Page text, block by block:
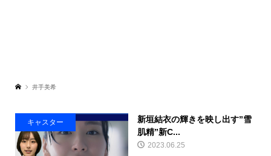
井手美希
キャスター
新垣結衣の輝きを映し出す”雪
肌精”新C...
2023.06.25